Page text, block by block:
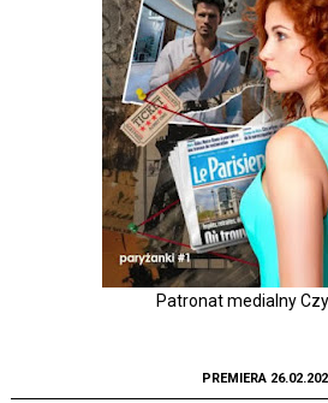
Patronat medialny
PREMIERA